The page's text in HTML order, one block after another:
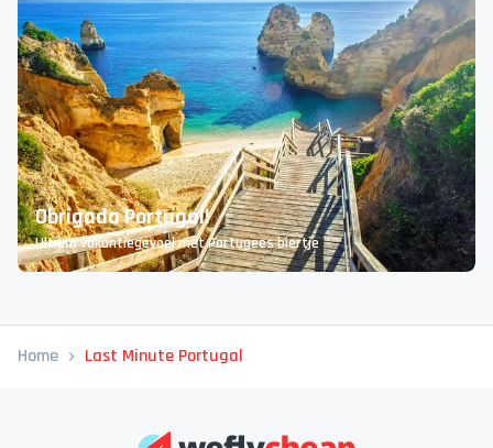
Obrigada Portugal!
Ultiem vakantiegevoel mét Portugees biertje